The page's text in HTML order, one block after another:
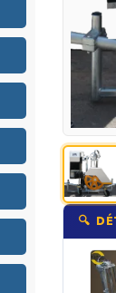
🔍